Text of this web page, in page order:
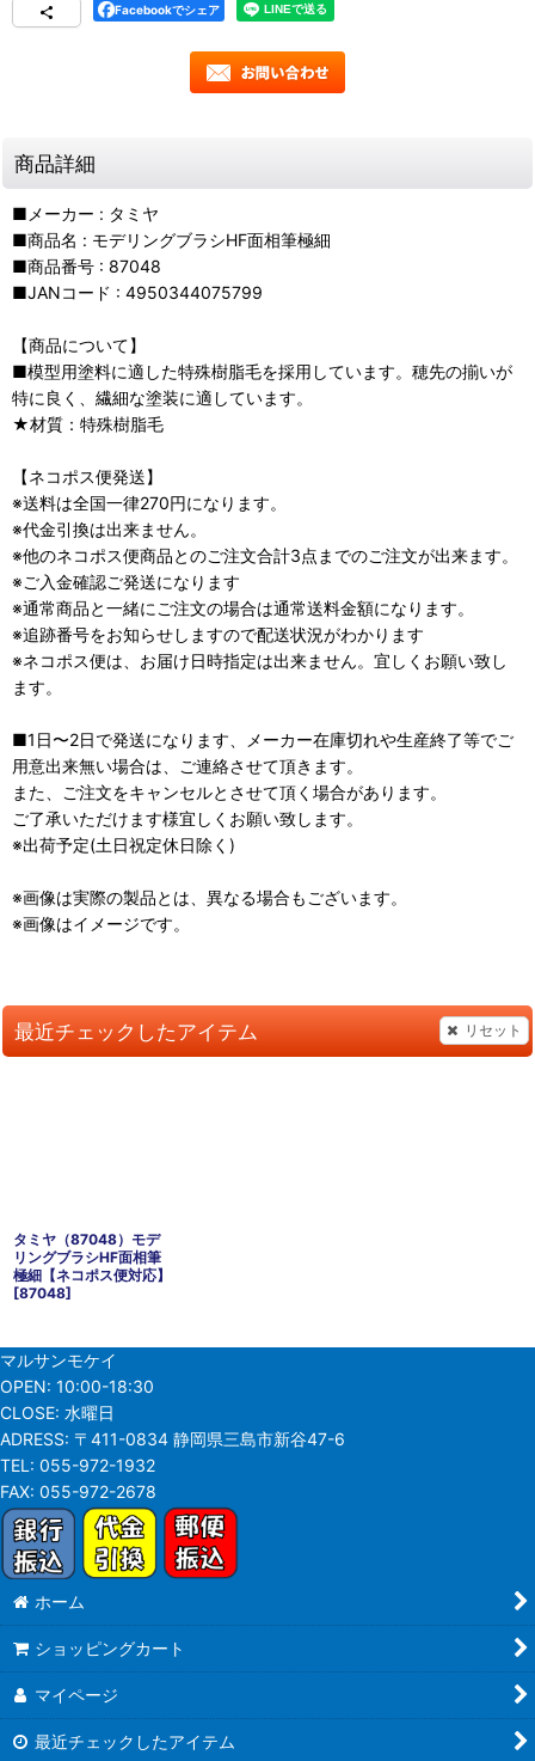
Facebookでシェア
商品詳細
■メーカー : タミヤ
■商品名 : モデリングブラシHF面相筆極細
■商品番号 : 87048
■JANコード : 4950344075799
【商品について】
■模型用塗料に適した特殊樹脂毛を採用しています。穂先の揃いが
特に良く、繊細な塗装に適しています。
★材質：特殊樹脂毛
【ネコポス便発送】
※送料は全国一律270円になります。
※代金引換は出来ません。
※他のネコポス便商品とのご注文合計3点までのご注文が出来ます。
※ご入金確認ご発送になります
※通常商品と一緒にご注文の場合は通常送料金額になります。
※追跡番号をお知らせしますので配送状況がわかります
※ネコポス便は、お届け日時指定は出来ません。宜しくお願い致し
ます。
■1日〜2日で発送になります、メーカー在庫切れや生産終了等でご
用意出来無い場合は、ご連絡させて頂きます。
また、ご注文をキャンセルとさせて頂く場合があります。
ご了承いただけます様宜しくお願い致します。
※出荷予定(土日祝定休日除く)
※画像は実際の製品とは、異なる場合もございます。
※画像はイメージです。
最近チェックしたアイテム リセット
タミヤ（87048）モデ
リングブラシHF面相筆
極細【ネコポス便対応】
[87048]
マルサンモケイ
OPEN: 10:00-18:30
CLOSE: 水曜日
ADRESS: 〒411-0834 静岡県三島市新谷47-6
TEL: 055-972-1932
FAX: 055-972-2678
ホーム
ショッピングカート
マイページ
最近チェックしたアイテム